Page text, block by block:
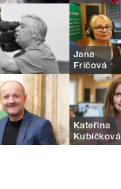
Jana
Fričová
Kateřina
Kubíčková